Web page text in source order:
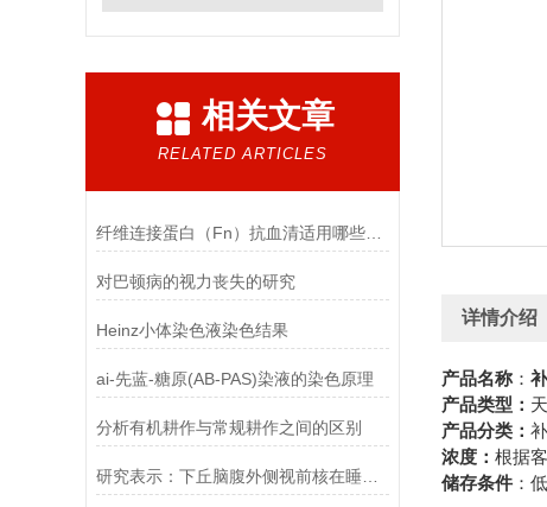
相关文章
RELATED ARTICLES
纤维连接蛋白（Fn）抗血清适用哪些实验
对巴顿病的视力丧失的研究
Heinz小体染色液染色结果
ai-先蓝-糖原(AB-PAS)染液的染色原理
分析有机耕作与常规耕作之间的区别
研究表示：下丘脑腹外侧视前核在睡眠中其中至关重要的作用
详情介绍
产品名称：
产品类型：
产品分类 ：
浓度 ： 根据
储存条件 ：